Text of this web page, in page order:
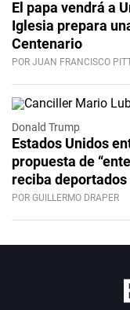
El papa vendrá a
Iglesia prepara
Centenario
POR JUAN FRANCISCO
Donald Trump
Estados Unidos
propuesta de
reciba deportados
POR GUILLERMO DRAPER